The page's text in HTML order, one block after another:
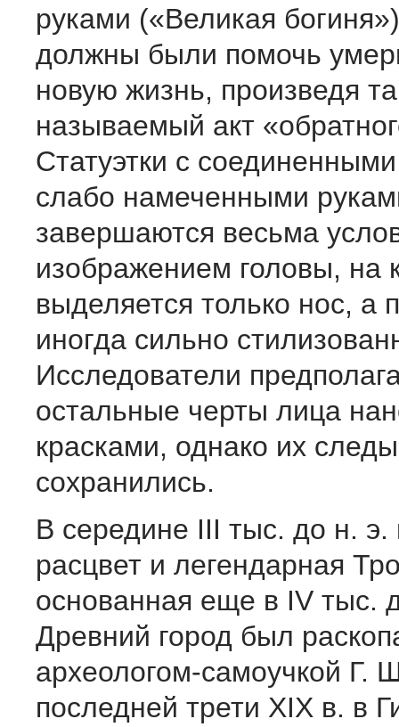
руками («Великая
должны были помочь
новую жизнь, произведя
называемый акт
Статуэтки с
слабо намеченными
завершаются весьма
изображением головы, на
выделяется только нос, а
иногда сильно
Исследователи
остальные черты лица
красками, однако их
сохранились.
В середине III тыс. до н.
расцвет и легендарная
основанная еще в IV тыс.
Древний город был
археологом-самоучкой Г.
последней трети XIX в. в